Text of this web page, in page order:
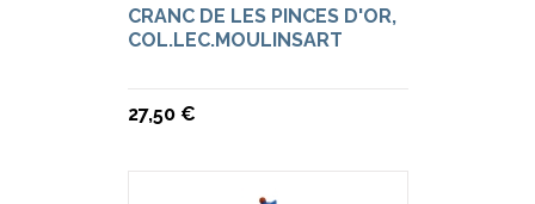
CRANC DE LES PINCES D'OR,
COL.LEC.MOULINSART
27,50 €